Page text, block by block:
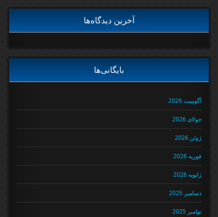
آخرین دیدگاه‌ها
بایگانی‌ها
آگوست 2026
جولای 2026
ژوئن 2026
فوریه 2026
ژانویه 2026
دسامبر 2025
نوامبر 2025